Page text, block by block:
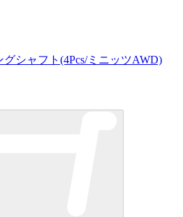
シャフト(4Pcs/ミニッツAWD)